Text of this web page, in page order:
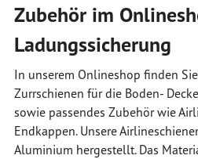
Zubehör im
Ladungssicherung
In unserem Onlineshop finden
Zurrschienen für die Boden-
sowie passendes Zubehör wie
Endkappen. Unsere
Aluminium hergestellt. Das